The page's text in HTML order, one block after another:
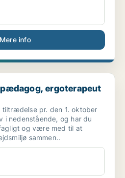
Mere info
ergoterapeut eller sundh...
ergoterapeut
tiltrædelse pr. den 1. oktober
i nedenstående, og har du
og være med til at
sammen..